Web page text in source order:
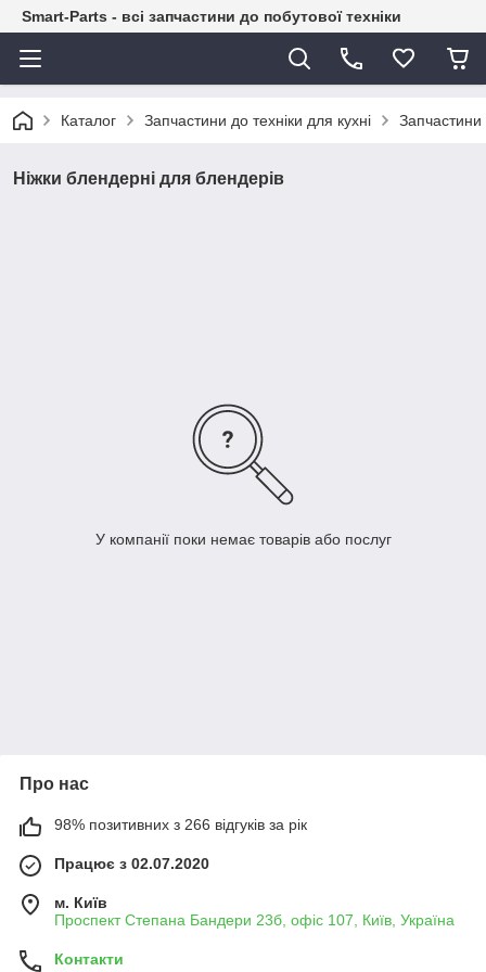
Smart-Parts - всі запчастини до побутової техніки
Каталог Запчастини до техніки для кухні Запчастини
Ніжки блендерні для блендерів
У компанії поки немає товарів або послуг
Про нас
98% позитивних з 266 відгуків за рік
Працює з 02.07.2020
м. Київ
Проспект Степана Бандери 23б, офіс 107, Київ, Україна
Контакти